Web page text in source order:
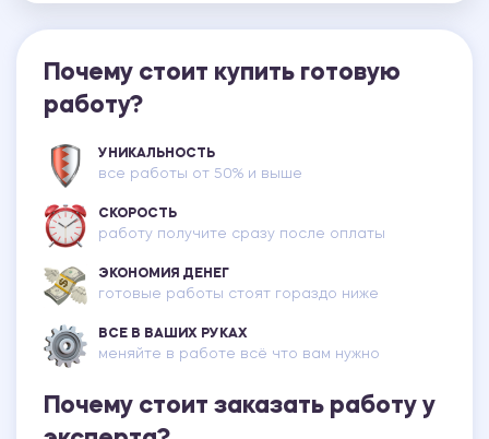
Почему стоит купить готовую
работу?
УНИКАЛЬНОСТЬ
все работы от 50% и выше
СКОРОСТЬ
работу получите сразу после оплаты
ЭКОНОМИЯ ДЕНЕГ
готовые работы стоят гораздо ниже
ВСЕ В ВАШИХ РУКАХ
меняйте в работе всё что вам нужно
Почему стоит заказать работу у